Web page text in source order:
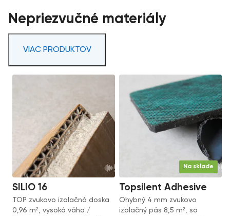
Nepriezvučné materiály
VIAC PRODUKTOV
SILIO 16
TOP zvukovo izolačná doska
0,96 m², vysoká váha /
Na sklade
Topsilent Adhesive
Ohybný 4 mm zvukovo
izolačný pás 8,5 m², so